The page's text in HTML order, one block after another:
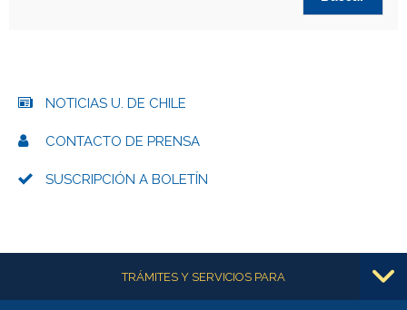
NOTICIAS U. DE CHILE
CONTACTO DE PRENSA
SUSCRIPCIÓN A BOLETÍN
Más informaciónTRÁMITES Y SERVICIOS PARA